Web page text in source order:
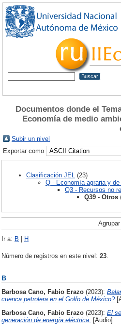
Documentos donde el
Economía de medio
Subir un nivel
Exportar como
Clasificación JEL
(23)
Q - Economía agraria y
Q3 - Recursos no
Q39 - Otros
Ir a: B | H
Número de registros en este nivel: 23
B
Barbosa Cano, Fabio Erazo (2023):
cuenca petrolera en el Golfo de México?
Barbosa Cano, Fabio Erazo (2023): El
generación de energía eléctrica. [Audio]